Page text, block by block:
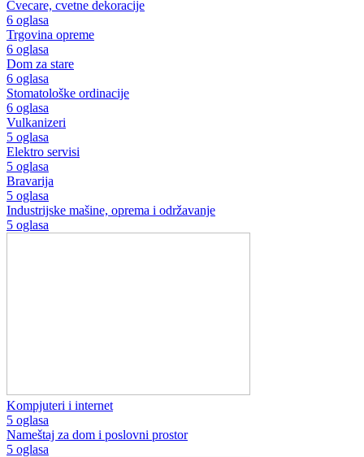
Cvecare, cvetne dekoracije
6 oglasa
Trgovina opreme
6 oglasa
Dom za stare
6 oglasa
Stomatološke ordinacije
6 oglasa
Vulkanizeri
5 oglasa
Elektro servisi
5 oglasa
Bravarija
5 oglasa
Industrijske mašine, oprema i održavanje
5 oglasa
Kompjuteri i internet
5 oglasa
Nameštaj za dom i poslovni prostor
5 oglasa